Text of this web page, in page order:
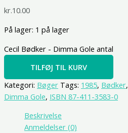
kr.10.00
På lager: 1 på lager
Cecil Bødker - Dimma Gole antal
TILFØJ TIL KURV
Kategori: Bøger Tags: 1985, Bødker,
Dimma Gole, ISBN 87-411-3583-0
Beskrivelse
Anmeldelser (0)